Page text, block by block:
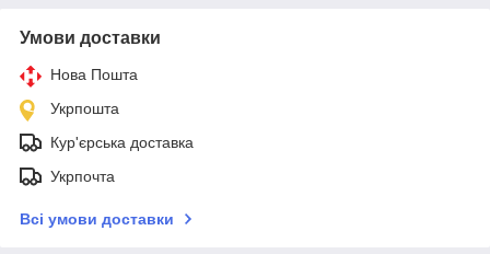
Умови доставки
Нова Пошта
Укрпошта
Кур'єрська доставка
Укрпочта
Всі умови доставки